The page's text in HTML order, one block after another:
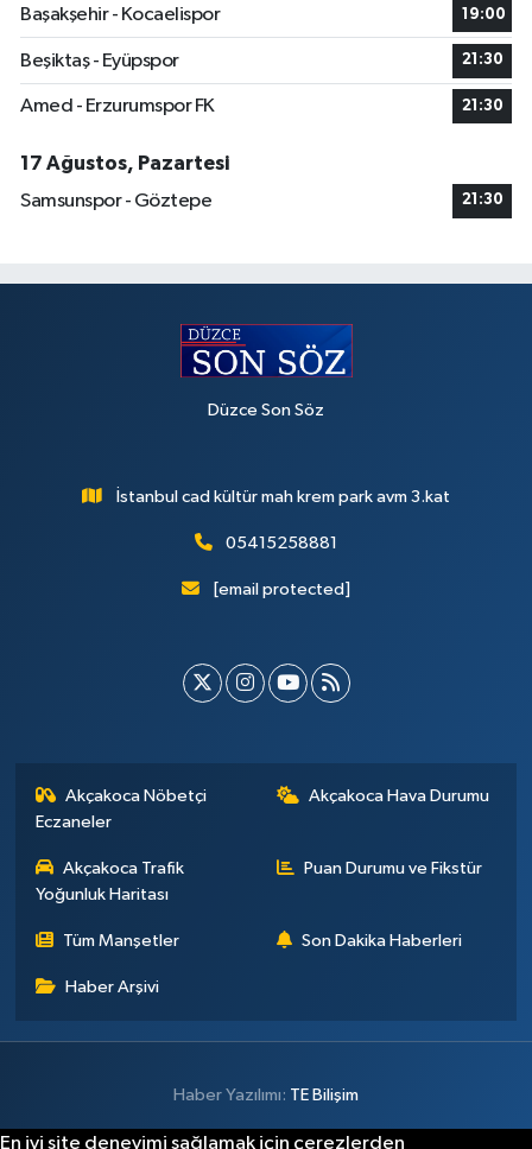
Başakşehir - Kocaelispor
19:00
Beşiktaş - Eyüpspor 21:30
Amed - Erzurumspor FK 21:30
17 Ağustos, Pazartesi
Samsunspor - Göztepe
21:30
Düzce Son Söz
İstanbul cad kültür mah krem park avm 3.kat
05415258881
[email protected]
Akçakoca Nöbetçi
Eczaneler
Akçakoca Hava Durumu
Akçakoca Trafik
Yoğunluk Haritası
Puan Durumu ve Fikstür
Tüm Manşetler Son Dakika Haberleri
Haber Arşivi
Haber Yazılımı: TE Bilişim
En iyi site deneyimi sağlamak için çerezlerden